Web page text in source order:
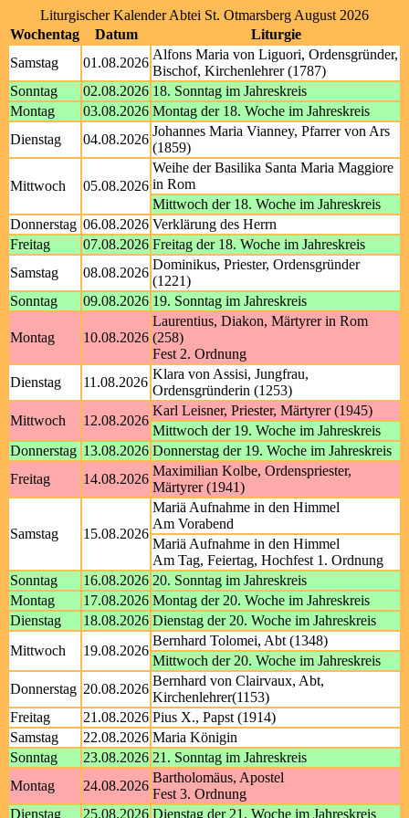
Liturgischer Kalender Abtei St. Otmarsberg August 2026
Wochentag
Datum
Liturgie
Samstag
01.08.2026
Alfons Maria von Liguori, Ordensgründer,
Bischof, Kirchenlehrer (1787)
Sonntag
02.08.2026 18. Sonntag im Jahreskreis
Montag
03.08.2026 Montag der 18. Woche im Jahreskreis
Dienstag
04.08.2026
Johannes Maria Vianney, Pfarrer von Ars
(1859)
Mittwoch 05.08.2026
Weihe der Basilika Santa Maria Maggiore
in Rom
Mittwoch der 18. Woche im Jahreskreis
Donnerstag 06.08.2026 Verklärung des Herrn
Freitag
07.08.2026 Freitag der 18. Woche im Jahreskreis
Samstag
08.08.2026
Dominikus, Priester, Ordensgründer
(1221)
Sonntag
09.08.2026 19. Sonntag im Jahreskreis
Montag 10.08.2026
Laurentius, Diakon, Märtyrer in Rom
(258)
Fest 2. Ordnung
Dienstag
11.08.2026
Klara von Assisi, Jungfrau,
Ordensgründerin (1253)
Mittwoch
12.08.2026
Karl Leisner, Priester, Märtyrer (1945)
Mittwoch der 19. Woche im Jahreskreis
Donnerstag 13.08.2026 Donnerstag der 19. Woche im Jahreskreis
Freitag
14.08.2026
Maximilian Kolbe, Ordenspriester,
Märtyrer (1941)
Samstag 15.08.2026
Mariä Aufnahme in den Himmel
Am Vorabend
Mariä Aufnahme in den Himmel
Am Tag, Feiertag, Hochfest 1. Ordnung
Sonntag
16.08.2026 20. Sonntag im Jahreskreis
Montag
17.08.2026 Montag der 20. Woche im Jahreskreis
Dienstag
18.08.2026 Dienstag der 20. Woche im Jahreskreis
Mittwoch
19.08.2026
Bernhard Tolomei, Abt (1348)
Mittwoch der 20. Woche im Jahreskreis
Donnerstag 20.08.2026
Bernhard von Clairvaux, Abt,
Kirchenlehrer(1153)
Freitag
21.08.2026 Pius X., Papst (1914)
Samstag
22.08.2026 Maria Königin
Sonntag
23.08.2026 21. Sonntag im Jahreskreis
Montag
24.08.2026
Bartholomäus, Apostel
Fest 3. Ordnung
Dienstag
25.08.2026 Dienstag der 21. Woche im Jahreskreis